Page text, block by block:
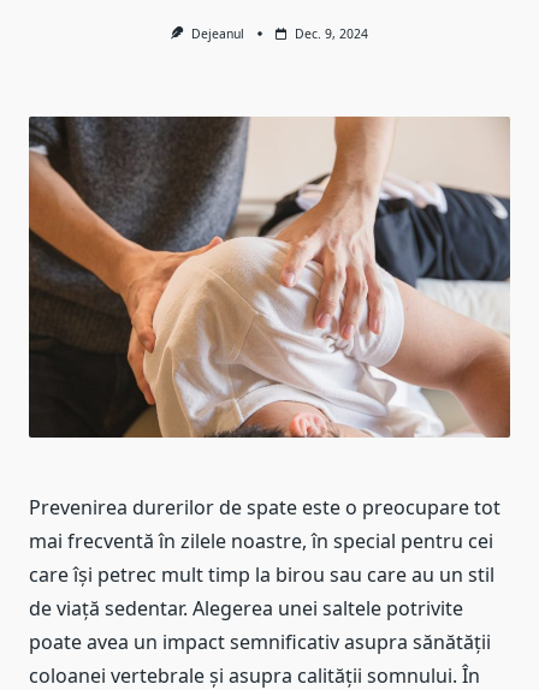
Dejeanul Dec. 9, 2024
Prevenirea durerilor de spate este o preocupare tot
mai frecventă în zilele noastre, în special pentru cei
care își petrec mult timp la birou sau care au un stil
de viață sedentar. Alegerea unei saltele potrivite
poate avea un impact semnificativ asupra sănătății
coloanei vertebrale și asupra calității somnului. În